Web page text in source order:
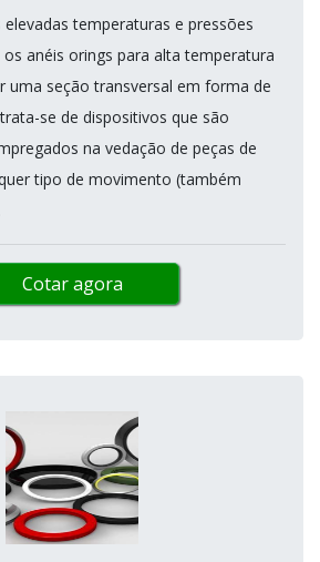
elevadas temperaturas e pressões
anéis orings para alta temperatura
uma seção transversal em forma de
se de dispositivos que são
na vedação de peças de
tipo de movimento (também
Cotar agora